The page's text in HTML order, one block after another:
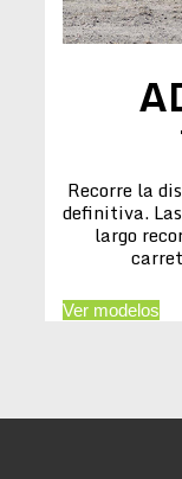
Recorre la
definitiva.
largo
Ver modelos